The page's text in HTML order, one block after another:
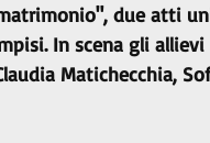
due atti
In scena gli allievi
Matichecchia,